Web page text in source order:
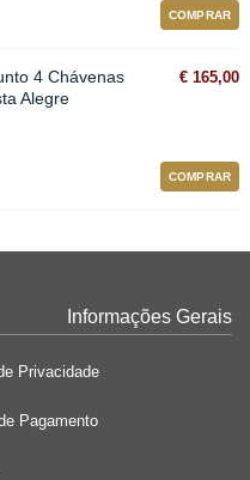
COMPRAR
4 Chávenas
Alegre
€ 165,00
COMPRAR
Informações Gerais
Privacidade
Pagamento